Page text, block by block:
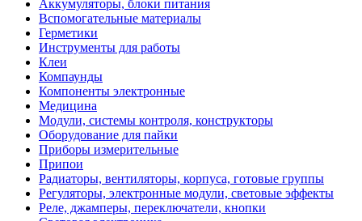
Аккумуляторы, блоки питания
Вспомогательные материалы
Герметики
Инструменты для работы
Клеи
Компаунды
Компоненты электронные
Медицина
Модули, системы контроля, конструкторы
Оборудование для пайки
Приборы измерительные
Припои
Радиаторы, вентиляторы, корпуса, готовые группы
Регуляторы, электронные модули, световые эффекты
Реле, джамперы, переключатели, кнопки